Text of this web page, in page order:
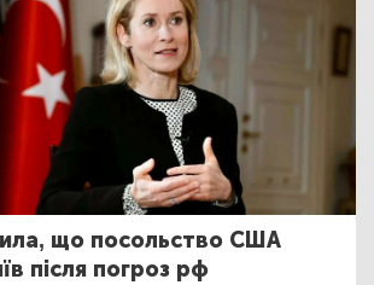
що посольство США
після погроз рф